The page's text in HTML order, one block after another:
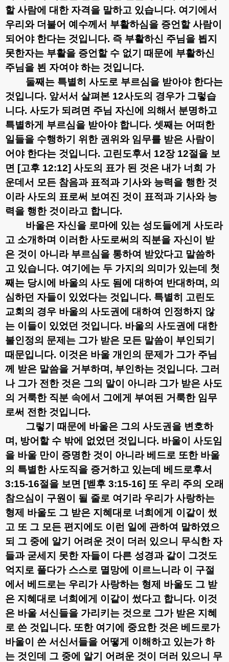
할 사람에 대한 자격을 말하고 있습니다. 여기에서
우리와 더불어 예수께서 부활하심을 증언할 사람이
되어야 한다는 것입니다. 즉 부활하신 주님을 뵙지
못한자는 부활을 증언할 수 없기 때문에 부활하신
주님을 뵌 자여야 하는 것입니다.
둘째는 특별히 사도로 부르심을 받아야 한다는
것입니다. 앞서서 살펴본 12사도의 경우가 그렇습
니다. 사도가 되려면 주님 자신에 의해서 분명하고
특별하게 부르심을 받아야 합니다. 셋째는 어떠한
일들을 수행하기 위한 권위와 임무를 받은 사람이
어야 한다는 것입니다. 고린도후서 12장 12절을 보
면 [고후 12:12] 사도의 표가 된 것은 내가 너희 가
운데서 모든 참음과 표적과 기사와 능력을 행한 것
이라사도의 표로써 보여진 것이 표적과 기사와 능
력을 행한 것이라고 합니다.
바울은 자신을 로마에 있는 성도들에게 사도라
고 소개하며 이러한 사도로써의 직분을 자신이 받
은 것이 아니라 부르심을 통하여 받았다고 말씀하
고 있습니다. 여기에는 두 가지의 의미가 있는데 첫
째는 당시에 바울의 사도 됨에 대하여 반대하며 , 의
심하던 자들이 있었다는 것입니다. 특별히 고린도
교회의 경우 바울의 사도권에 대하여 인정하지 않
는 이들이 있었던 것입니다. 바울의 사도권에 대한
불인정의 문제는 그가 받은 모든 말씀이 부인되기
때문입니다. 이것은 바울 개인의 문제가 그가 주님
께 받은 말씀을 거부하며 , 부인하는 것입니다. 그러
나 그가 전한 것은 그의 말이 아니라 그가 받은 사도
의 거룩한 직분 속에서 그에게 부여된 거룩한 임무
로써 전한 것입니다.
그렇기 때문에 바울은 그의 사도권을 변호하
며 , 방어할 수 밖에 없었던 것입니다. 바울이 사도임
을 바울 만이 증명한 것이 아니라 베드로 또한 바울
의 특별한 사도직을 증거하고 있는데 베드로후서
3:15-16절을 보면 [벧후 3:15-16] 또 우리 주의 오래
참으심이 구원이 될 줄로 여기라 우리가 사랑하는
형제 바울도 그 받은 지혜대로 너희에게 이같이 썼
고 또 그 모든 편지에도 이런 일에 관하여 말하였으
되 그 중에 알기 어려운 것이 더러 있으니 무식한 자
들과 굳세지 못한 자들이 다른 성경과 같이 그것도
억지로 풀다가 스스로 멸망에 이르느니라이 구절
에서 베드로는 우리가 사랑하는 형제 바울도 그 받
은 지혜대로 너희에게 이같이 썼다고 합니다. 이것
은 바울 서신들을 가리키는 것으로 그가 받은 지혜
로 쓴 것입니다. 또한 여기에 중요한 것은 베드로가
바울이 쓴 서신서들을 어떻게 이해하고 있는가 하
는 것인데 그 중에 알기 어려운 것이 더러 있으니 무